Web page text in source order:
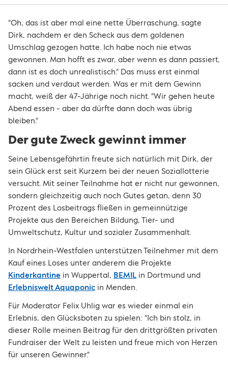
"Oh, das ist aber mal eine nette Überraschung, sagte
Dirk, nachdem er den Scheck aus dem goldenen
Umschlag gezogen hatte. Ich habe noch nie etwas
gewonnen. Man hofft es zwar, aber wenn es dann passiert,
dann ist es doch unrealistisch." Das muss erst einmal
sacken und verdaut werden. Was er mit dem Gewinn
macht, weiß der 47-Jährige noch nicht. "Wir gehen heute
Abend essen - aber da dürfte dann doch was übrig
bleiben."
Der gute Zweck gewinnt immer
Seine Lebensgefährtin freute sich natürlich mit Dirk, der
sein Glück erst seit Kurzem bei der neuen Soziallotterie
versucht. Mit seiner Teilnahme hat er nicht nur gewonnen,
sondern gleichzeitig auch noch Gutes getan, denn 30
Prozent des Losbeitrags fließen in gemeinnützige
Projekte aus den Bereichen Bildung, Tier- und
Umweltschutz, Kultur und sozialer Zusammenhalt.
In Nordrhein-Westfalen unterstützen Teilnehmer mit dem
Kauf eines Loses unter anderem die Projekte
Kinderkantine in Wuppertal, BEMIL in Dortmund und
Erlebniswelt Aquaponic in Menden.
Für Moderator Felix Uhlig war es wieder einmal ein
Erlebnis, den Glücksboten zu spielen: "Ich bin stolz, in
dieser Rolle meinen Beitrag für den drittgrößten privaten
Fundraiser der Welt zu leisten und freue mich von Herzen
für unseren Gewinner."